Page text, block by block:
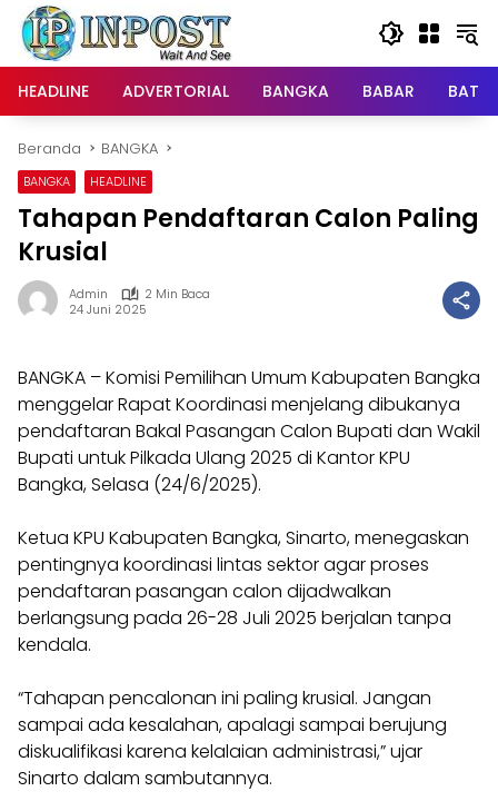
Langsung
konten
HEADLINE
ADVERTORIAL BANGKA BABAR
Beranda BANGKA
BANGKA HEADLINE
Tahapan Pendaftaran Calon Paling
Krusial
Admin
2 Min Baca
24 Juni 2025
BANGKA – Komisi Pemilihan Umum Kabupaten Bangka
menggelar Rapat Koordinasi menjelang dibukanya
pendaftaran Bakal Pasangan Calon Bupati dan Wakil
Bupati untuk Pilkada Ulang 2025 di Kantor KPU
Bangka, Selasa (24/6/2025).
Ketua KPU Kabupaten Bangka, Sinarto, menegaskan
pentingnya koordinasi lintas sektor agar proses
pendaftaran pasangan calon dijadwalkan
berlangsung pada 26-28 Juli 2025 berjalan tanpa
kendala.
“Tahapan pencalonan ini paling krusial. Jangan
sampai ada kesalahan, apalagi sampai berujung
diskualifikasi karena kelalaian administrasi,” ujar
Sinarto dalam sambutannya.